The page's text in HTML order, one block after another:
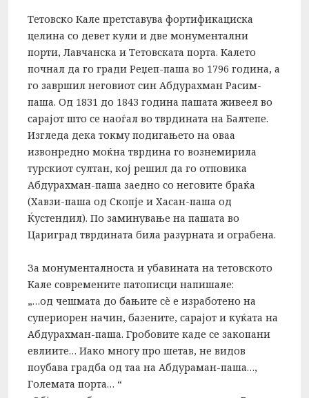
Тетовско Кале претставува фортификациска
целина со девет кули и две монументални
порти, Лавчанска и Тетовската порта. Калето
почнал да го гради Реџеп-паша во 1796 година, а
го завршил неговиот син Абдурахман Расим-
паша. Од 1831 до 1843 година пашата живеел во
сарајот што се наоѓал во тврдината на Балтепе.
Изгледа дека токму подигањето на оваа
извонредно моќна тврдина го вознемирила
турскиот султан, кој решил да го отповика
Абдурахман-паша заедно со неговите браќа
(Хавзи-паша од Скопје и Хасан-паша од
Ќустендил). По заминување на пашата во
Цариград тврдината била разурната и ограбена.
За монументалноста и убавината на тетовското
Кале современите патописци напишале:
„…од чешмата до бањите сè е изработено на
супериорен начин, базените, сарајот и куќата на
Абдурахман-паша. Гробовите каде се закопани
евлиите… Иако многу про шетав, не видов
поубава градба од таа на Абдураман-паша…,
Големата порта… “